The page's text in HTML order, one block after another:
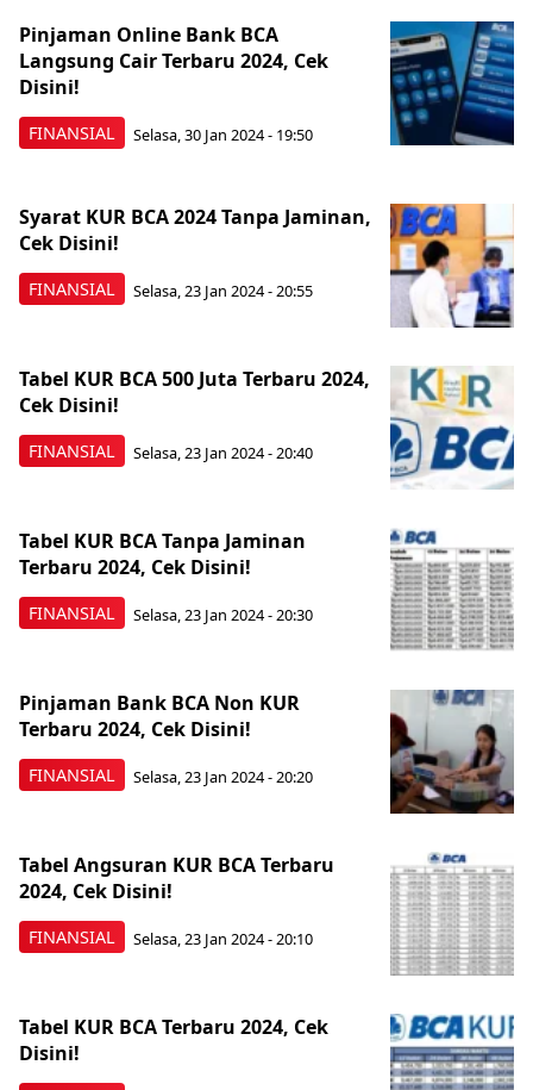
FINANSIAL
Pinjaman Online Bank BCA
Langsung Cair Terbaru 2024, Cek
Disini!
Selasa, 30 Jan 2024 - 19:50
FINANSIAL
Syarat KUR BCA 2024 Tanpa Jaminan,
Cek Disini!
Selasa, 23 Jan 2024 - 20:55
FINANSIAL
Tabel KUR BCA 500 Juta Terbaru 2024,
Cek Disini!
Selasa, 23 Jan 2024 - 20:40
FINANSIAL
Tabel KUR BCA Tanpa Jaminan
Terbaru 2024, Cek Disini!
Selasa, 23 Jan 2024 - 20:30
FINANSIAL
Pinjaman Bank BCA Non KUR
Terbaru 2024, Cek Disini!
Selasa, 23 Jan 2024 - 20:20
FINANSIAL
Tabel Angsuran KUR BCA Terbaru
2024, Cek Disini!
Selasa, 23 Jan 2024 - 20:10
Tabel KUR BCA Terbaru 2024, Cek
Disini!